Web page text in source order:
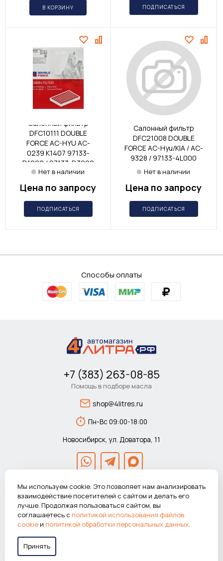
В КОРЗИНУ ПОДПИСАТЬСЯ
Салонный фильтр
DFC10111 DOUBLE
FORCE AC-HYU AC-
0239 K1407 97133-
D1000 / 97133-D3200
Нет в наличии
Цена по запросу
ПОДПИСАТЬСЯ
Салонный фильтр
DFC21008 DOUBLE
FORCE AC-Hyu/KIA / AC-
9328 / 97133-4L000
Нет в наличии
Цена по запросу
ПОДПИСАТЬСЯ
Способы оплаты
+7 (383) 263-08-85
Помощь в подборе масла
shop@4litres.ru
Пн-Вс 09:00-18:00
Новосибирск, ул. Доватора, 11
© 2026 Автомагазин 4литра.рф Все права защищены.
ВНИМАНИЕ! Указанные цены действуют только при покупке в
Работаем в системе
«Честный знак»
Мы используем cookie. Это позволяет нам анализировать
взаимодействие посетителей с сайтом и делать его
лучше. Продолжая пользоваться сайтом, вы
соглашаетесь с политикой использования файлов
cookieи политикой обработки персональных данных.
Принять